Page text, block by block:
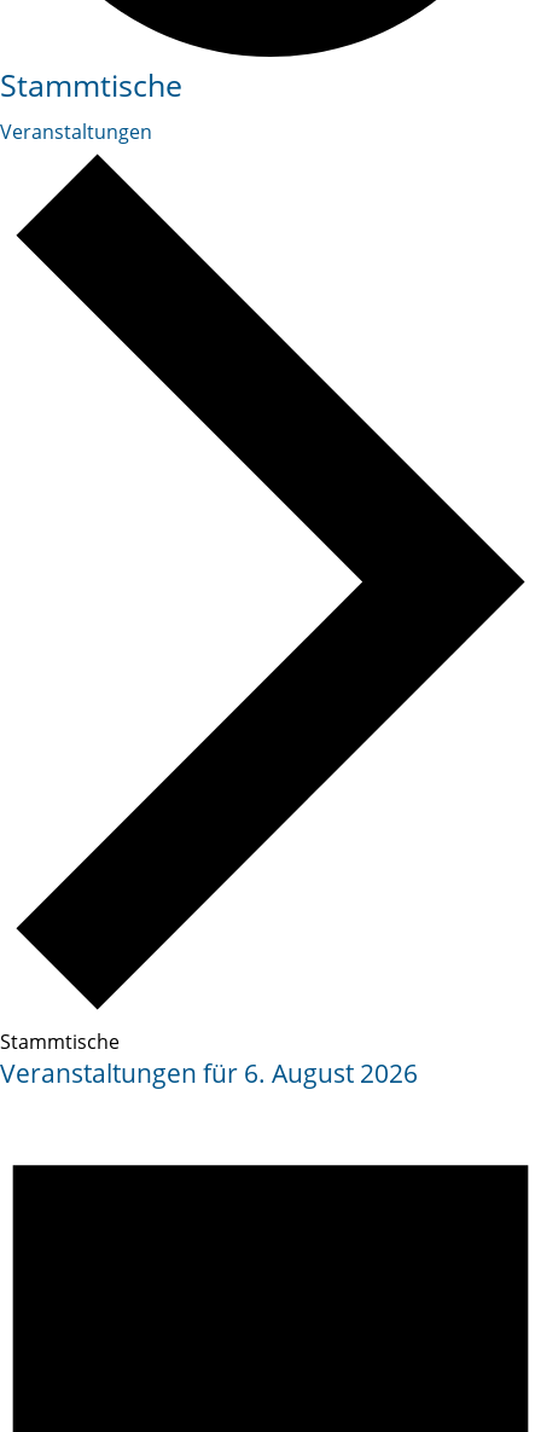
Stammtische
Veranstaltungen
Stammtische
Veranstaltungen für 6. August 2026